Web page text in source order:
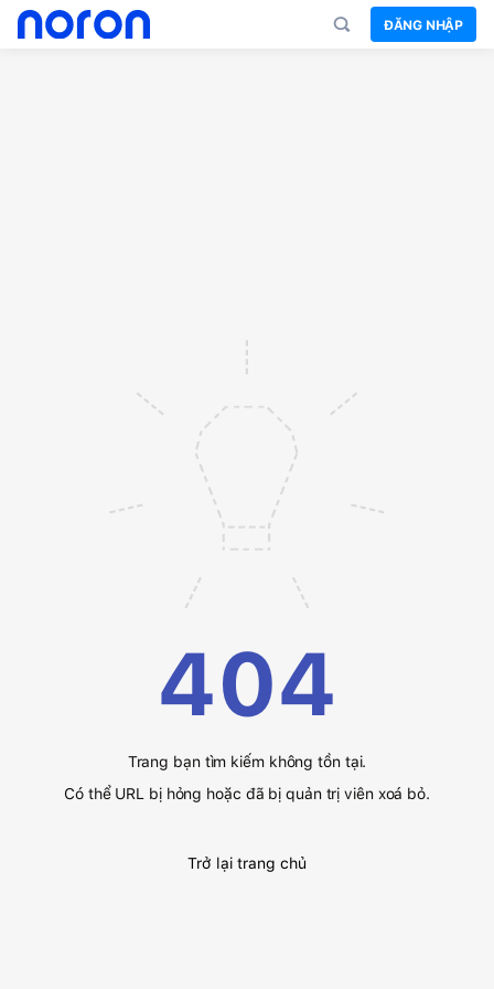
ĐĂNG NHẬP
404
Trang bạn tìm kiếm không tồn tại.
Có thể URL bị hỏng hoặc đã bị quản trị viên xoá bỏ.
Trở lại trang chủ